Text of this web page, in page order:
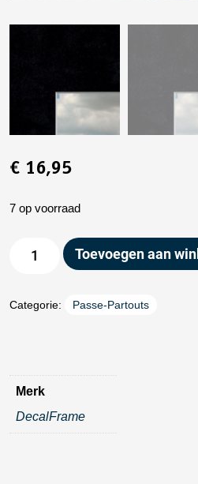
€ 16,95
7 op voorraad
Toevoegen aan
Categorie: Passe-Partouts
Merk
DecalFrame